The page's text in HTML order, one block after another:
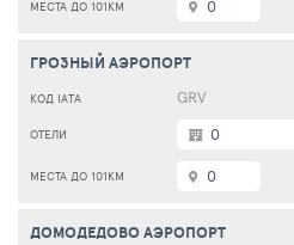
0
ГРОЗНЫЙ АЭРОПОРТ
GRV
0
0
ДОМОДЕДОВО АЭРОПОРТ